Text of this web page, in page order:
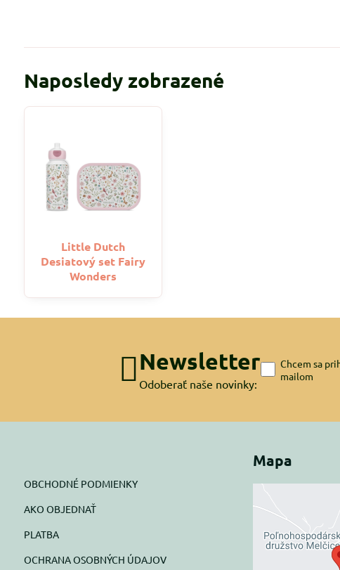
Naposledy zobrazené
Little Dutch
Desiatový set Fairy
Wonders
Newsletter
Odoberať naše novinky:
Chcem sa
mailom
OBCHODNÉ PODMIENKY
AKO OBJEDNAŤ
PLATBA
OCHRANA OSOBNÝCH ÚDAJOV
Mapa
Externý